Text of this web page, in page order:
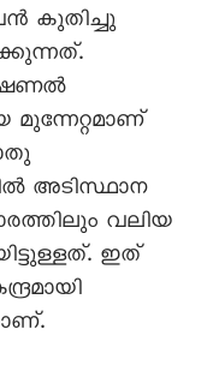
കുതിച്ചു
മുന്നേറ്റമാണ്
അടിസ്ഥാന
വലിയ
ഇത്